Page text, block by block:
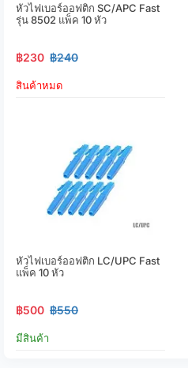
หัวไฟเบอร์ออฟติก SC/APC Fast
รุ่น 8502 แพ็ค 10 หัว
฿230 ฿240
สินค้าหมด
หัวไฟเบอร์ออฟติก LC/UPC Fast
แพ็ค 10 หัว
฿500 ฿550
มีสินค้า